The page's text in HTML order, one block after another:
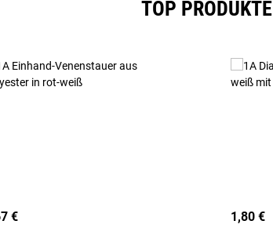
TOP PRODUKTE
€ 1,80 €